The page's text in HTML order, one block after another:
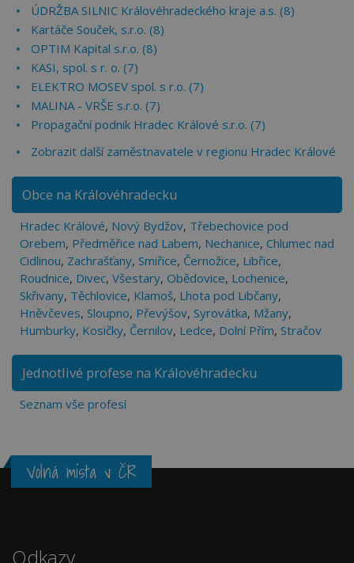
ÚDRŽBA SILNIC Královéhradeckého kraje a.s. (8)
Kartáče Souček, s.r.o. (8)
OPTIM Kapital s.r.o. (8)
KASI, spol. s r. o. (7)
ELEKTRO MOSEV spol. s r.o. (7)
MALINA - VRŠE s.r.o. (7)
Propagační podnik Hradec Králové s.r.o. (7)
Zobrazit další zaměstnavatele v regionu Hradec Králové
Obce na Královéhradecku
Hradec Králové, Nový Bydžov, Třebechovice pod
Orebem, Předměřice nad Labem, Nechanice, Chlumec nad
Cidlinou, Zachrašťany, Smiřice, Černožice, Libřice,
Roudnice, Divec, Všestary, Obědovice, Lochenice,
Skřivany, Těchlovice, Klamoš, Lhota pod Libčany,
Hněvčeves, Sloupno, Převýšov, Syrovátka, Mžany,
Humburky, Kosičky, Černilov, Ledce, Dolní Přím, Stračov
Jednotlivé profese na Královéhradecku
Seznam vše profesí
Volná místa v ČR
Odkazy